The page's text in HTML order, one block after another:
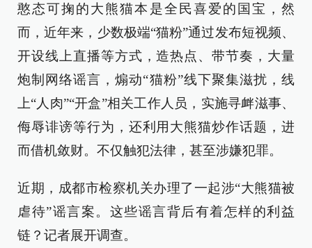
憨态可掬的大熊猫本是全民喜爱的国宝，然
而，近年来，少数极端“猫粉”通过发布短视频、
开设线上直播等方式，造热点、带节奏，大量
炮制网络谣言，煽动“猫粉”线下聚集滋扰，线
上“人肉”“开盒”相关工作人员，实施寻衅滋事、
侮辱诽谤等行为，还利用大熊猫炒作话题，进
而借机敛财。不仅触犯法律，甚至涉嫌犯罪。
近期，成都市检察机关办理了一起涉“大熊猫被
虐待”谣言案。这些谣言背后有着怎样的利益
链？记者展开调查。